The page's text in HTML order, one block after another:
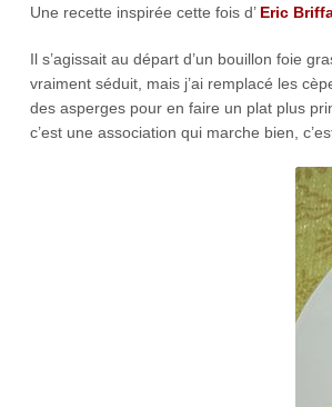
Une recette inspirée cette fois d’ Eric
Il s’agissait au départ d’un bouillon foie
vraiment séduit, mais j’ai remplacé les
des asperges pour en faire un plat plus
c’est une association qui marche bien,